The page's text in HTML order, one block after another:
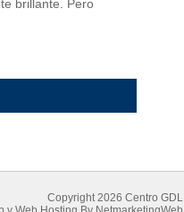
brillante. Pero
Copyright 2026 Centro GDL